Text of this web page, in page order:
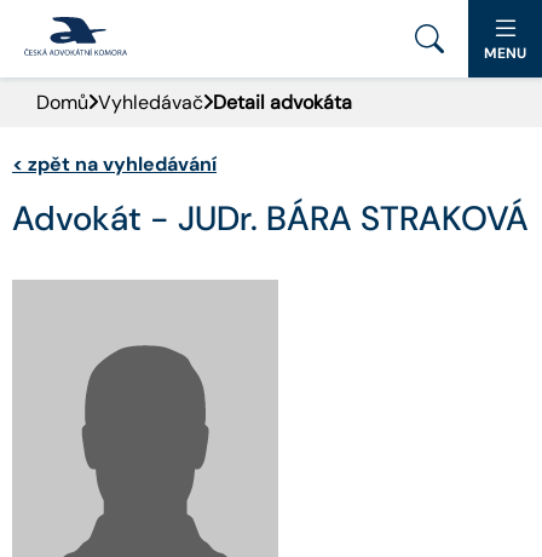
PORTÁL ČAK
DOMŮ
AKTUALITY
PRO VEŘEJNOST
ADVOKÁTNÍ DENÍK
KONTAKT
MENU
Domů Vyhledávač Detail advokáta
< zpět na vyhledávání
Advokát - JUDr. BÁRA STRAKOVÁ